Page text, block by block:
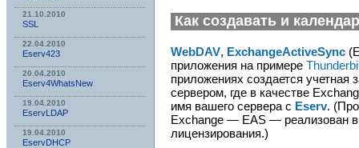
21.10.2010
SSL
22.04.2010
Eserv423
20.04.2010
Eserv4WhatsNew
19.04.2010
EservLDAP
19.04.2010
EservDHCP
Как создавать и
WebDAV, ExchangeActiveSync
приложения на примере
приложениях создается учетная
сервером, где в качестве
имя вашего сервера с Eserv.
Exchange — EAS — реализован
лицензирования.)